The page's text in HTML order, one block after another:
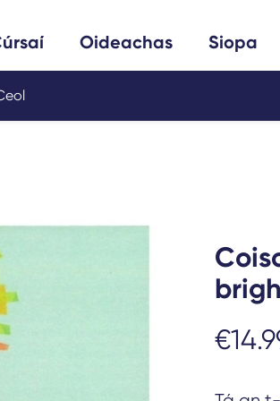
Oideachas Siopa
€